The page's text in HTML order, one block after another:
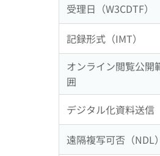
受理日（W3CDTF）
記録形式（IMT）
オンライン閲覧公開
囲
デジタル化資料送信
遠隔複写可否（NDL）